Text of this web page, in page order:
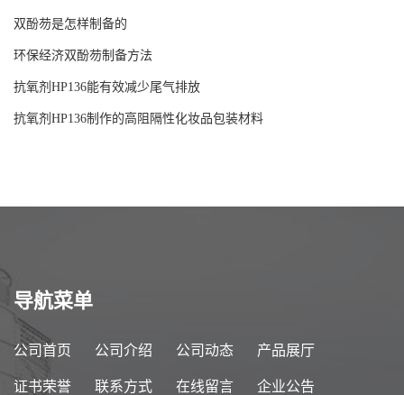
双酚芴是怎样制备的
环保经济双酚芴制备方法
抗氧剂HP136能有效减少尾气排放
抗氧剂HP136制作的高阻隔性化妆品包装材料
导航菜单
公司首页 公司介绍 公司动态 产品展厅
证书荣誉 联系方式 在线留言 企业公告